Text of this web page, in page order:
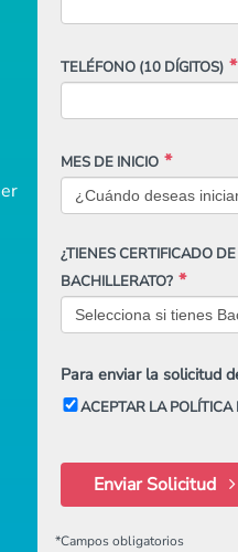
TELÉFONO (10 DÍGITOS)
MES DE INICIO
¿TIENES CERTIFICADO DE
BACHILLERATO?
Para enviar la solicitud
ACEPTAR LA
Enviar Solicitud
*Campos obligatorios